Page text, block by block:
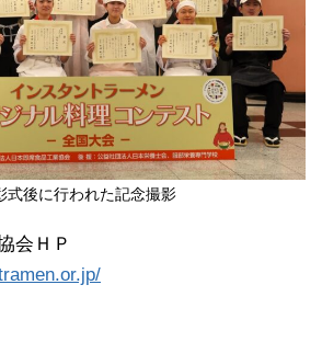
式後に行われた記念撮影
会ＨＰ